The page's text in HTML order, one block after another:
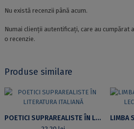
Nu există recenzii până acum.
Numai clienții autentificați, care au cumpărat
o recenzie.
Produse similare
POETICI SUPRAREALISTE ÎN LITERATURA ITALIANĂ